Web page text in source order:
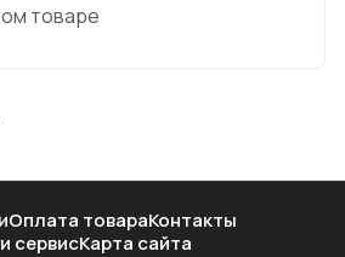
товаре
Оплата товараКонтакты
сервисКарта сайта